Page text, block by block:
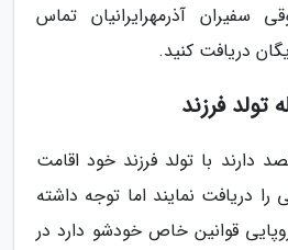
سفیران آذرمهرایرانیان تماس
دریافت کنید.
تولد فرزند
دارند با تولد فرزند خود اقامت
را دریافت نمایند اما توجه داشته
قوانین خاص خودشو دارد در